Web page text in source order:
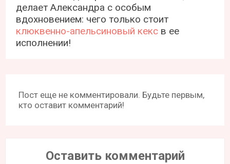
делает Александра с особым
вдохновением: чего только стоит
клюквенно-апельсиновый кекс в ее
исполнении!
Пост еще не комментировали. Будьте первым,
кто оставит комментарий!
Оставить комментарий